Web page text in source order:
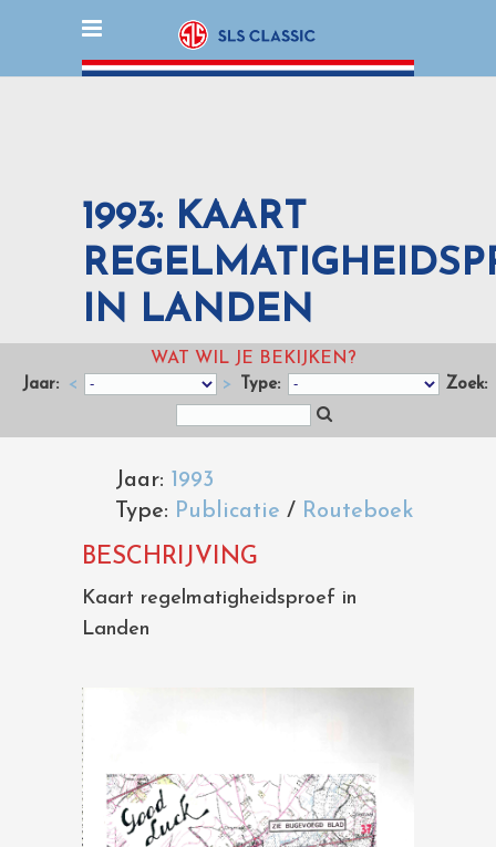
1993: KAART
IN LANDEN
WAT WIL JE BEKIJKEN?
Jaar: < > Type: Zoek:
Jaar: 1993
Type: Publicatie / Routeboek
BESCHRIJVING
Kaart regelmatigheidsproef in
Landen